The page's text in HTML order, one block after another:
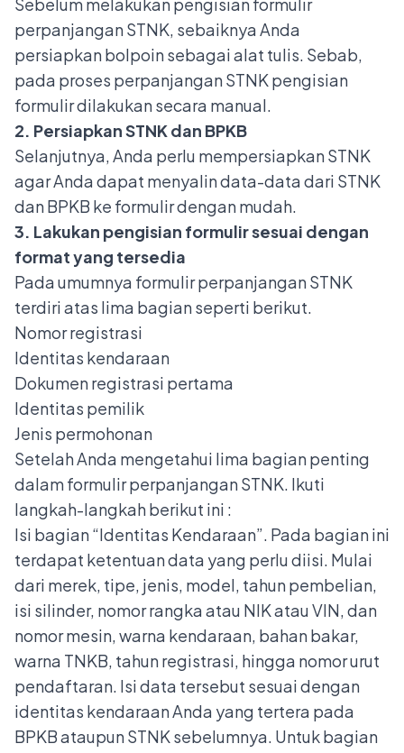
perpanjangan STNK, sebaiknya Anda
persiapkan bolpoin sebagai alat tulis. Sebab,
pada proses perpanjangan STNK pengisian
formulir dilakukan secara manual.
2. Persiapkan STNK dan BPKB
Selanjutnya, Anda perlu mempersiapkan STNK
agar Anda dapat menyalin data-data dari STNK
dan BPKB ke formulir dengan mudah.
3. Lakukan pengisian formulir sesuai dengan
format yang tersedia
Pada umumnya formulir perpanjangan STNK
terdiri atas lima bagian seperti berikut.
Nomor registrasi
Identitas kendaraan
Dokumen registrasi pertama
Identitas pemilik
Jenis permohonan
Setelah Anda mengetahui lima bagian penting
dalam formulir perpanjangan STNK. Ikuti
langkah-langkah berikut ini :
Isi bagian “Identitas Kendaraan”. Pada bagian ini
terdapat ketentuan data yang perlu diisi. Mulai
dari merek, tipe, jenis, model, tahun pembelian,
isi silinder, nomor rangka atau NIK atau VIN, dan
nomor mesin, warna kendaraan, bahan bakar,
warna TNKB, tahun registrasi, hingga nomor urut
pendaftaran. Isi data tersebut sesuai dengan
identitas kendaraan Anda yang tertera pada
BPKB ataupun STNK sebelumnya. Untuk bagian